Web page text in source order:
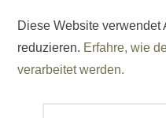
Diese Website verwendet
reduzieren. Erfahre, wie
verarbeitet werden.